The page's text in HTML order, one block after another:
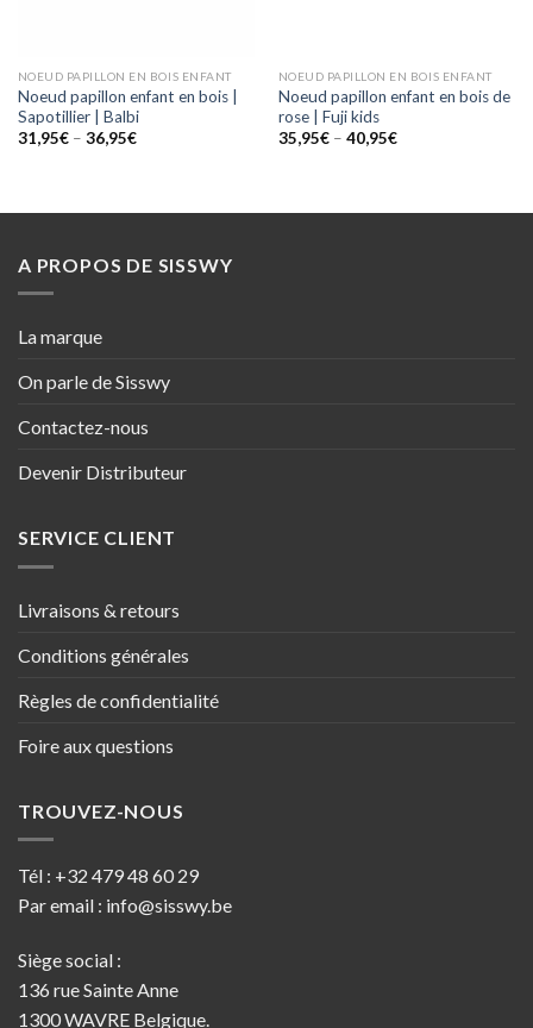
NOEUD PAPILLON EN BOIS ENFANT
Noeud papillon enfant en bois |
Sapotillier | Balbi
31,95€– 36,95€
NOEUD PAPILLON EN BOIS ENFANT
Noeud papillon enfant en bois de
rose | Fuji kids
35,95€– 40,95€
A PROPOS DE SISSWY
La marque
On parle de Sisswy
Contactez-nous
Devenir Distributeur
SERVICE CLIENT
Livraisons & retours
Conditions générales
Règles de confidentialité
Foire aux questions
TROUVEZ-NOUS
Tél : +32 479 48 60 29
Par email : info@sisswy.be
Siège social :
136 rue Sainte Anne
1300 WAVRE Belgique.